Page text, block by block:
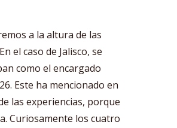
a la altura de las
el caso de Jalisco, se
como el encargado
Este ha mencionado en
las experiencias, porque
Curiosamente los cuatro